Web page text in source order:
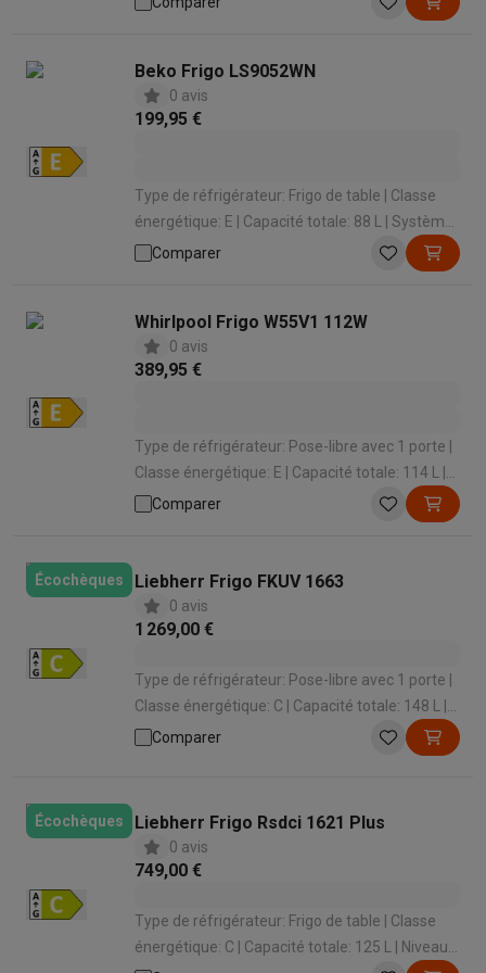
Beko Frigo LS9052WN
0 avis
199,95 €
Type de réfrigérateur: Frigo de table | Classe
énergétique: E | Capacité totale: 88 L | Système
de refroidissement: Statique | Niveau sonore:
Comparer
Whirlpool Frigo W55V1 112W
0 avis
389,95 €
Type de réfrigérateur: Pose-libre avec 1 porte |
Classe énergétique: E | Capacité totale: 114 L |
Système de refroidissement: Statique | Niveau
Comparer
Écochèques Liebherr Frigo FKUV 1663
0 avis
1 269,00 €
Type de réfrigérateur: Pose-libre avec 1 porte |
Classe énergétique: C | Capacité totale: 148 L |
Niveau sonore: 42 dB | Hauteur: 830 mm
Comparer
Écochèques Liebherr Frigo Rsdci 1621 Plus
0 avis
749,00 €
Type de réfrigérateur: Frigo de table | Classe
énergétique: C | Capacité totale: 125 L | Niveau